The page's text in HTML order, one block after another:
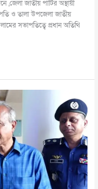
জাতীয় পার্টির অস্থায়ী
ও তালা উপজেলা জাতীয়
সভাপতিত্বে প্রধান অতিথি